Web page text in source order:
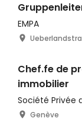
EMPA
Chef.fe de
immobilier
Société Privée
Genève